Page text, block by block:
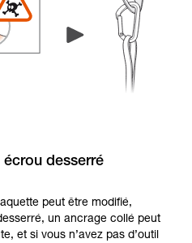
desserré
peut être modifié,
un ancrage collé peut
et si vous n’avez pas d’outil